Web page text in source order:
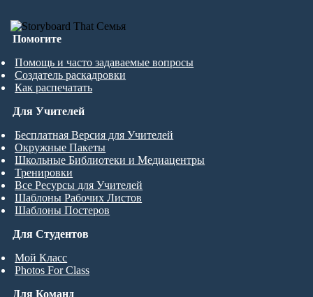
Помогите
Помощь и часто задаваемые вопросы
Создатель раскадровки
Как распечатать
Для Студентов
Мой Класс
Photos For Class
Для Учителей
Бесплатная Версия для Учителей
Окружные Пакеты
Школьные Библиотеки и Медиацентры
Тренировки
Все Ресурсы для Учителей
Шаблоны Рабочих Листов
Шаблоны Постеров
Для Команд